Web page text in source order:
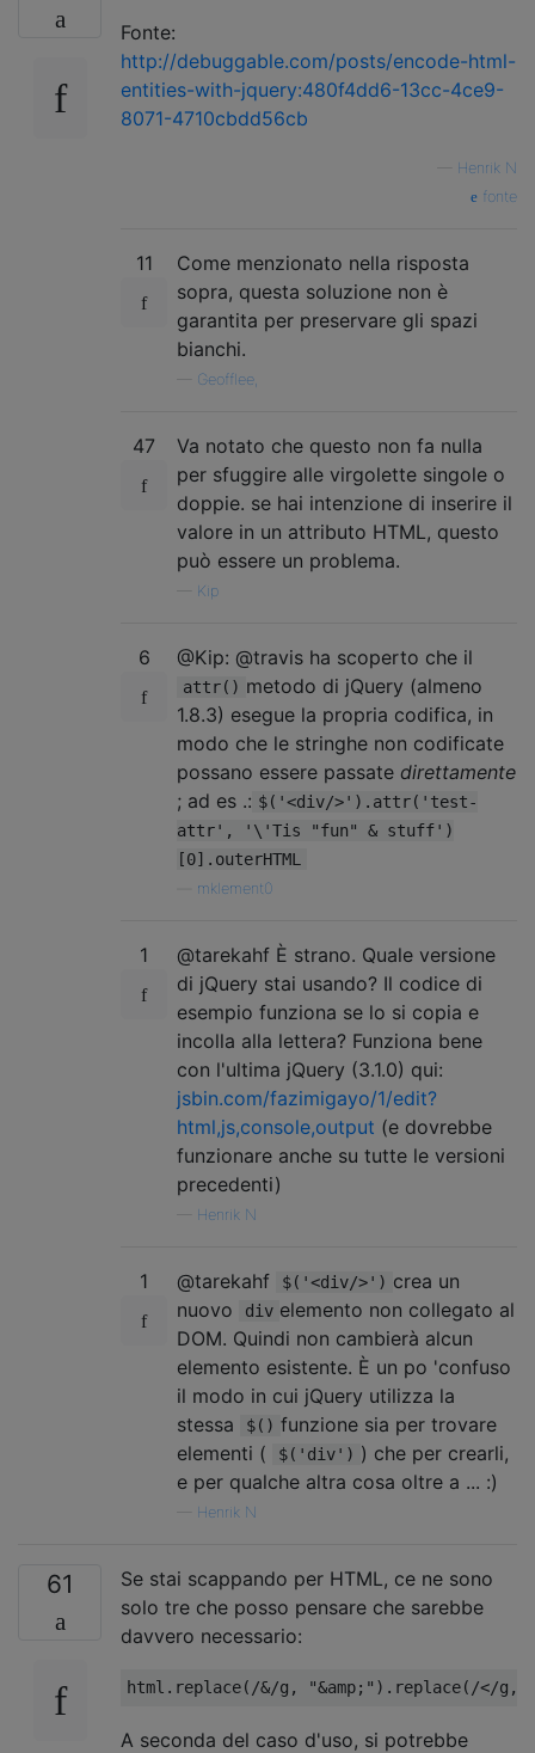
Fonte:
http://debuggable.com/posts/encode-html-
entities-with-jquery:480f4dd6-13cc-4ce9-
8071-4710cbdd56cb
Henrik N
fonte
11
Come menzionato nella risposta
sopra, questa soluzione non è
garantita per preservare gli spazi
bianchi.
Geofflee,
47
Va notato che questo non fa nulla
per sfuggire alle virgolette singole o
doppie. se hai intenzione di inserire il
valore in un attributo HTML, questo
può essere un problema.
Kip
6 @Kip: @travis ha scoperto che il
attr() metodo di jQuery (almeno
1.8.3) esegue la propria codifica, in
modo che le stringhe non codificate
possano essere passate direttamente
; ad es .: $('<div/>').attr('test-
attr', '\'Tis "fun" & stuff')
[0].outerHTML
mklement0
1
@tarekahf È strano. Quale versione
di jQuery stai usando? Il codice di
esempio funziona se lo si copia e
incolla alla lettera? Funziona bene
con l'ultima jQuery (3.1.0) qui:
jsbin.com/fazimigayo/1/edit?
html,js,console,output (e dovrebbe
funzionare anche su tutte le versioni
precedenti)
Henrik N
1 @tarekahf $('<div/>') crea un
nuovo
div elemento non collegato al
DOM. Quindi non cambierà alcun
elemento esistente. È un po 'confuso
il modo in cui jQuery utilizza la
stessa
$() funzione sia per trovare
elementi (
$('div') ) che per crearli,
e per qualche altra cosa oltre a ... :)
Henrik N
61
Se stai scappando per HTML, ce ne sono
solo tre che posso pensare che sarebbe
davvero necessario:
html . replace( /&/g , "&amp;" ). replace( /</g ,
A seconda del caso d'uso, si potrebbe